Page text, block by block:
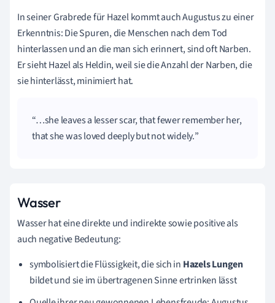
In seiner Grabrede für Hazel kommt auch Augustus zu einer
Erkenntnis: Die Spuren, die Menschen nach dem Tod
hinterlassen und an die man sich erinnert, sind oft Narben.
Er sieht Hazel als Heldin, weil sie die Anzahl der Narben, die
sie hinterlässt, minimiert hat.
…she leaves a lesser scar, that fewer remember her,
that she was loved deeply but not widely.
Wasser
Wasser hat eine direkte und indirekte sowie positive als
auch negative Bedeutung:
symbolisiert die Flüssigkeit, die sich in Hazels Lungen
bildet und sie im übertragenen Sinne ertrinken lässt